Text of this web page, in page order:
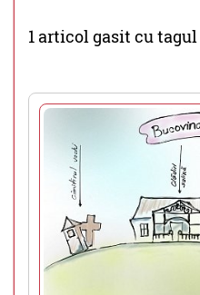
1 articol gasit cu tagul